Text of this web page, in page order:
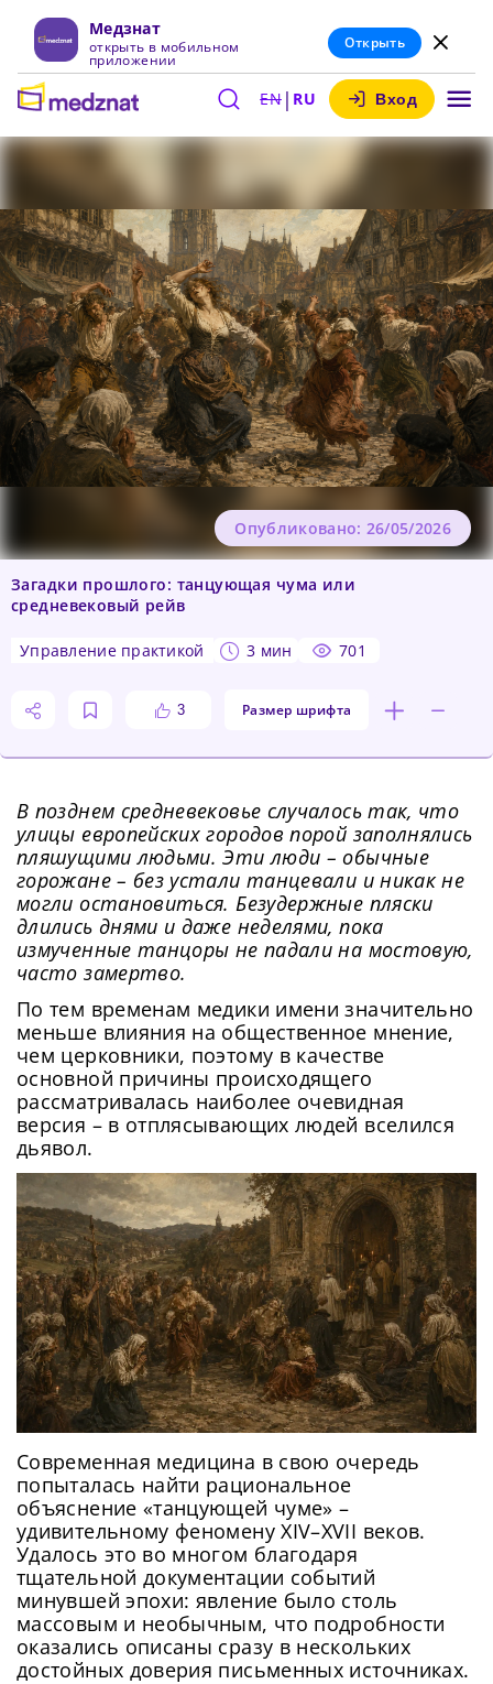
Медзнат
открыть в мобильном
приложении
Открыть
EN| RU Вход
Загадки прошлого: танцующая чума или
средневековый рейв
управление практикой 3 мин 701
3 Размер шрифта
Опубликовано: 26/05/2026
В позднем средневековье случалось так, что
улицы европейских городов порой заполнялись
пляшущими людьми. Эти люди – обычные
горожане – без устали танцевали и никак не
могли остановиться. Безудержные пляски
длились днями и даже неделями, пока
измученные танцоры не падали на мостовую,
часто замертво.
По тем временам медики имени значительно
меньше влияния на общественное мнение,
чем церковники, поэтому в качестве
основной причины происходящего
рассматривалась наиболее очевидная
версия – в отплясывающих людей вселился
дьявол.
Современная медицина в свою очередь
попыталась найти рациональное
объяснение «танцующей чуме» –
удивительному феномену XIV–XVII веков.
Удалось это во многом благодаря
тщательной документации событий
минувшей эпохи: явление было столь
массовым и необычным, что подробности
оказались описаны сразу в нескольких
достойных доверия письменных источниках.